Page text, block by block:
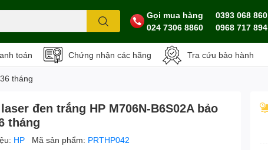
Gọi mua hàng
024 7306 8860
0393 068 860
0968 717 894
toán Chứng nhận các hãng Tra cứu bảo hành
tháng
đen trắng HP M706N-B6S02A bảo
tháng
HP Mã sản phẩm: PRTHP042